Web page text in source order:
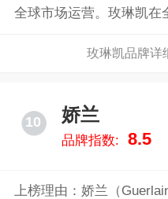
全球市场运营。玫琳凯在
玫琳凯品牌详
10 娇兰
品牌指数: 8.5
上榜理由：娇兰（